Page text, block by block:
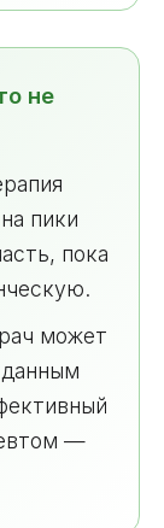
не
пики
пока
может
—